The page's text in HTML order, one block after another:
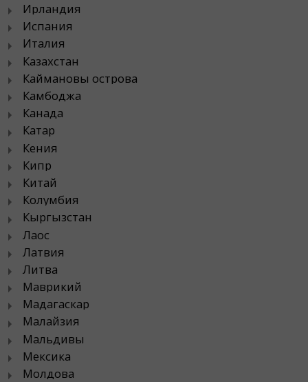
Ирландия
Испания
Италия
Казахстан
Каймановы острова
Камбоджа
Канада
Катар
Кения
Кипр
Китай
Колумбия
Кыргызстан
Лаос
Латвия
Литва
Маврикий
Мадагаскар
Малайзия
Мальдивы
Мексика
Молдова